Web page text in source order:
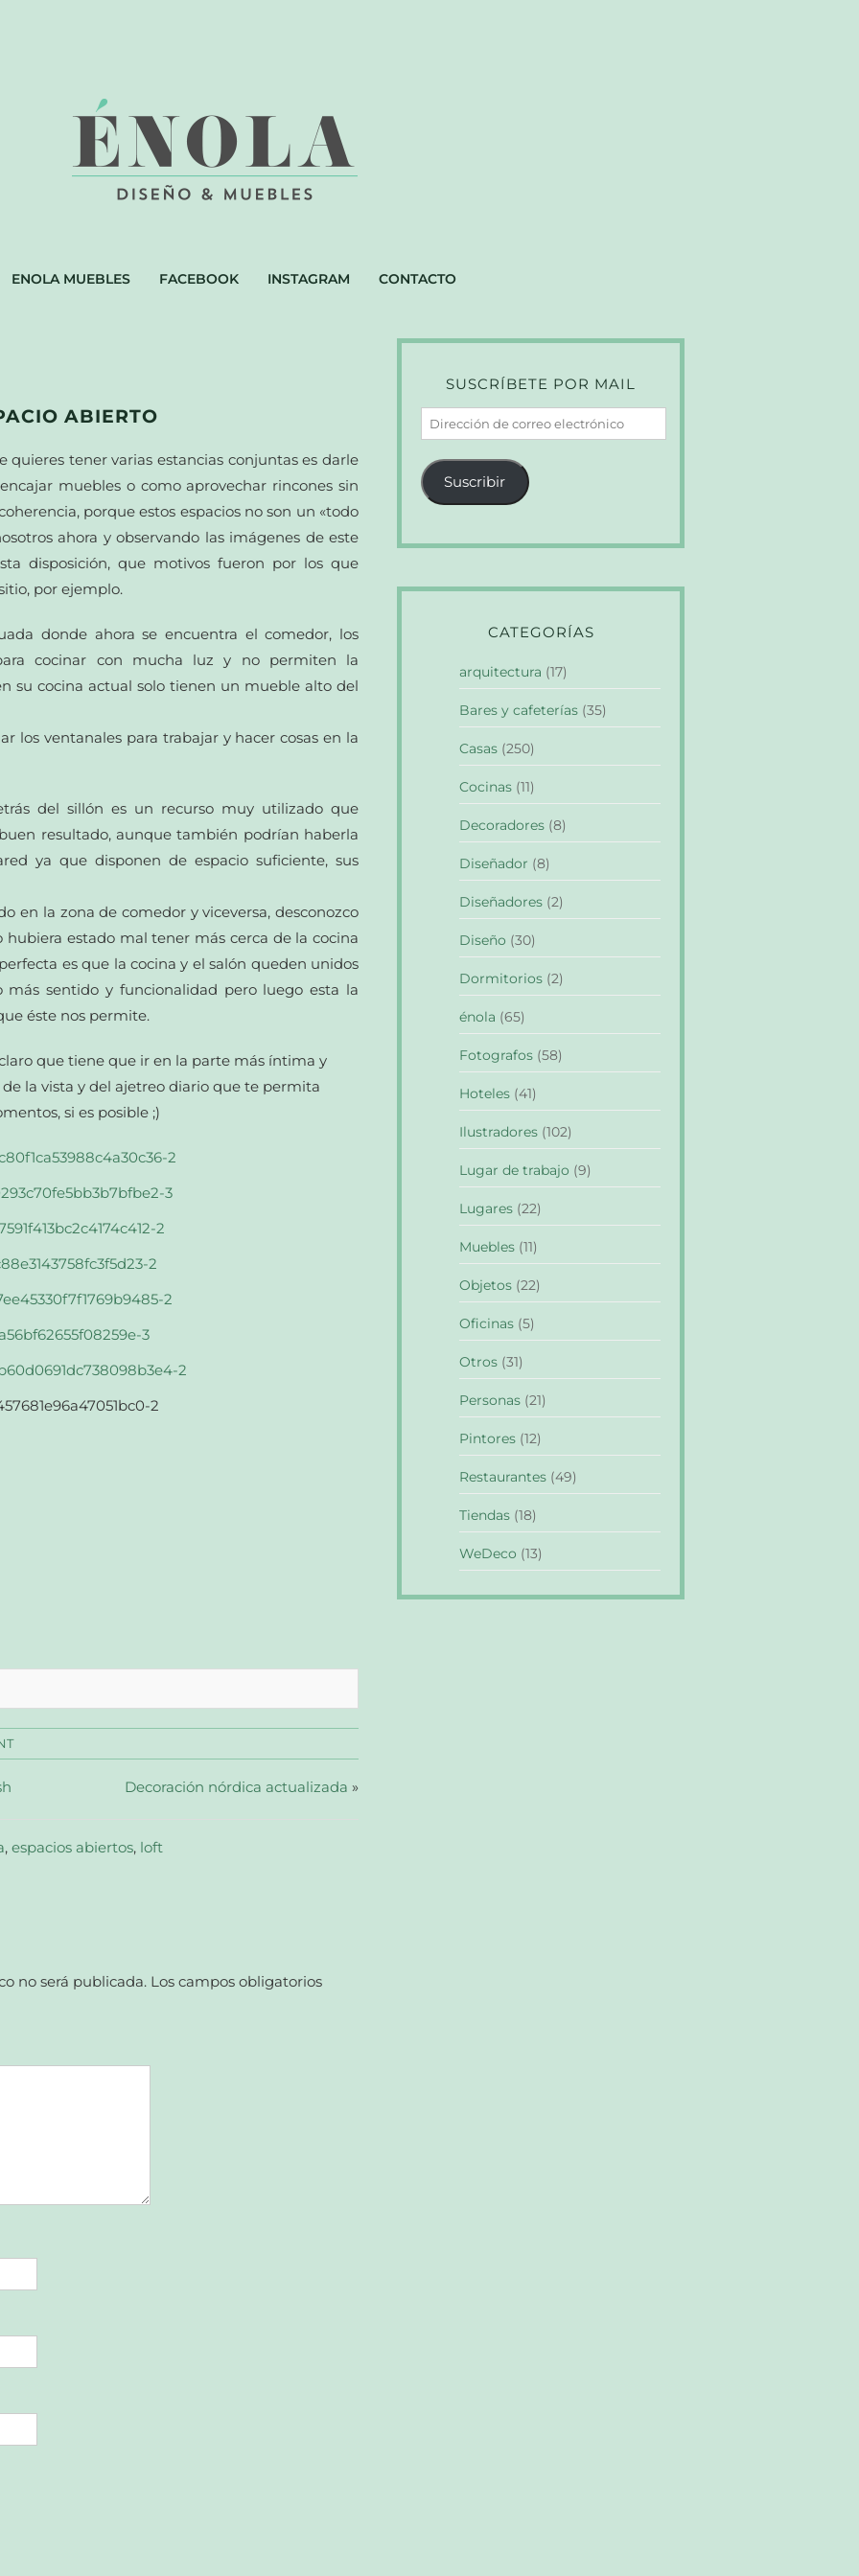
ENOLA MUEBLES FACEBOOK INSTAGRAM CONTACTO
ABIERTO
quieres tener varias estancias conjuntas es darle
muebles o como aprovechar rincones sin
porque estos espacios no son un «todo
ahora y observando las imágenes de este
disposición, que motivos fueron por los que
por ejemplo.
donde ahora se encuentra el comedor, los
cocinar con mucha luz y no permiten la
su cocina actual solo tienen un mueble alto del
los ventanales para trabajar y hacer cosas en la
del sillón es un recurso muy utilizado que
resultado, aunque también podrían haberla
ya que disponen de espacio suficiente, sus
en la zona de comedor y viceversa, desconozco
hubiera estado mal tener más cerca de la cocina
es que la cocina y el salón queden unidos
sentido y funcionalidad pero luego esta la
éste nos permite.
que tiene que ir en la parte más íntima y
la vista y del ajetreo diario que te permita
si es posible ;)
Decoración nórdica actualizada »
, espacios abiertos, loft
no será publicada. Los campos obligatorios
SUSCRÍBETE POR MAIL
Dirección
de
correo
electrónico
Suscribir
CATEGORÍAS
arquitectura (17)
Bares y cafeterías (35)
Casas (250)
Cocinas (11)
Decoradores (8)
Diseñador (8)
Diseñadores (2)
Diseño (30)
Dormitorios (2)
énola (65)
Fotografos (58)
Hoteles (41)
Ilustradores (102)
Lugar de trabajo (9)
Lugares (22)
Muebles (11)
Objetos (22)
Oficinas (5)
Otros (31)
Personas (21)
Pintores (12)
Restaurantes (49)
Tiendas (18)
WeDeco (13)